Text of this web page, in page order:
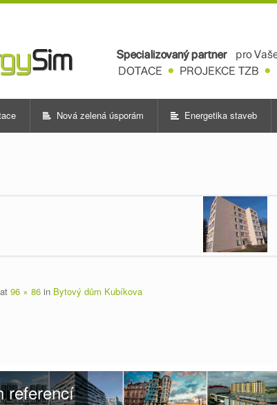
Nová zelená úsporám Energetika staveb
at 96 × 86 in Bytový dům Kubíkova
referencí